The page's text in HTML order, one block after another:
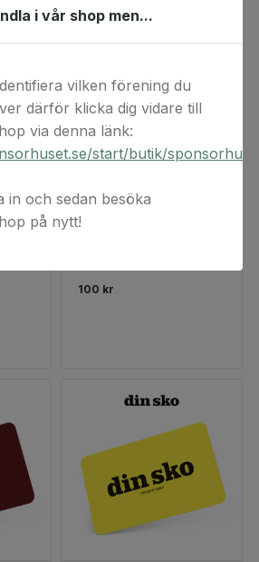
100 kr
i vår shop men...
vilken förening du
därför klicka dig vidare till
via denna länk:
start/butik/
in och sedan besöka
på nytt!